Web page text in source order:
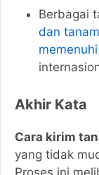
Berbagai
dan
Akhir Kata
Cara kirim
yang tidak
Proses ini